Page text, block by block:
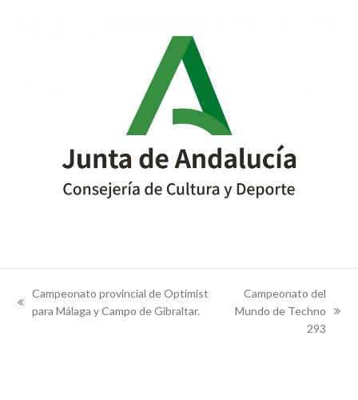
previous
Campeonato provincial de Optimist
para Málaga y Campo de Gibraltar.
next
Campeonato del
Mundo de Techno
293